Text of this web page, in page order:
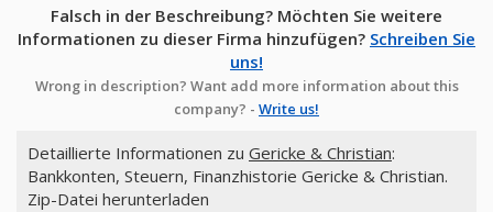
Falsch in der Beschreibung? Möchten Sie weitere
Informationen zu dieser Firma hinzufügen? Schreiben Sie
uns!
Wrong in description? Want add more information about this
company? - Write us!
Detaillierte Informationen zu Gericke & Christian:
Bankkonten, Steuern, Finanzhistorie Gericke & Christian.
Zip-Datei herunterladen